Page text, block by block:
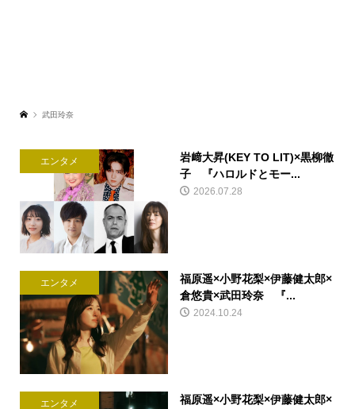
武田玲奈
エンタメ
岩﨑大昇(KEY TO LIT)×黒柳徹
子 『ハロルドとモー...
2026.07.28
エンタメ
福原遥×小野花梨×伊藤健太郎×
倉悠貴×武田玲奈 『...
2024.10.24
エンタメ
福原遥×小野花梨×伊藤健太郎×